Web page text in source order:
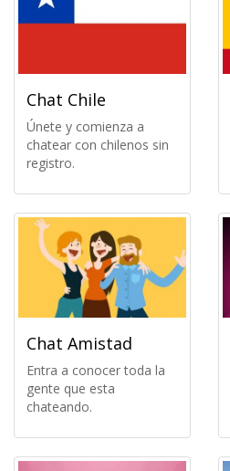
Chat Chile
Únete y comienza a
chatear con chilenos sin
registro.
Chat Amistad
Entra a conocer toda la
gente que esta
chateando.